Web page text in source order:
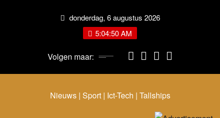
donderdag, 6 augustus 2026
5:04:50 AM
Volgen maar:
Nieuws | Sport | Ict-Tech | Tallships